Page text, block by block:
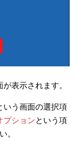
表示されます。
いう画面の選択項
プションという項
。